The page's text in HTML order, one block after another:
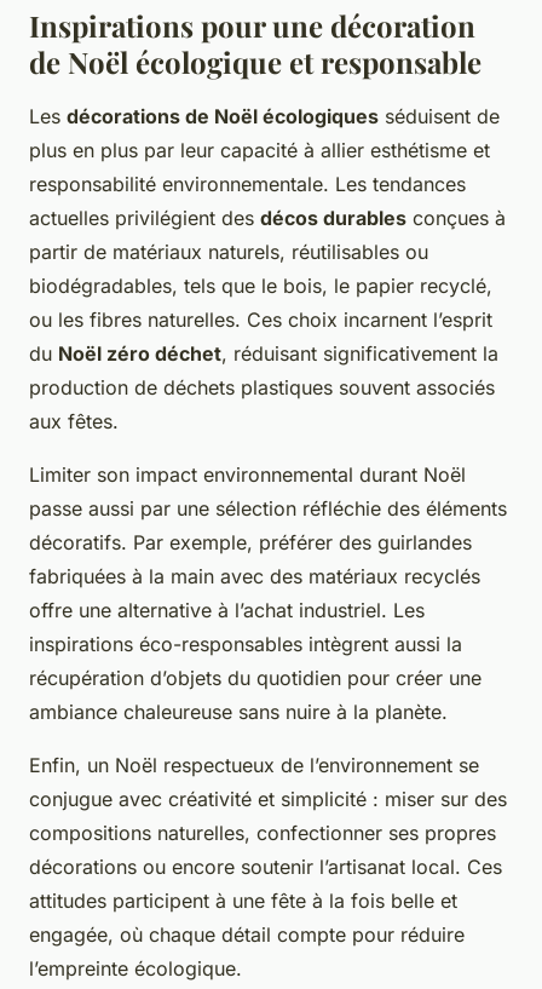
Inspirations pour une décoration
de Noël écologique et responsable
Les décorations de Noël écologiques séduisent de
plus en plus par leur capacité à allier esthétisme et
responsabilité environnementale. Les tendances
actuelles privilégient des décos durables conçues à
partir de matériaux naturels, réutilisables ou
biodégradables, tels que le bois, le papier recyclé,
ou les fibres naturelles. Ces choix incarnent l’esprit
du Noël zéro déchet, réduisant significativement la
production de déchets plastiques souvent associés
aux fêtes.
Limiter son impact environnemental durant Noël
passe aussi par une sélection réfléchie des éléments
décoratifs. Par exemple, préférer des guirlandes
fabriquées à la main avec des matériaux recyclés
offre une alternative à l’achat industriel. Les
inspirations éco-responsables intègrent aussi la
récupération d’objets du quotidien pour créer une
ambiance chaleureuse sans nuire à la planète.
Enfin, un Noël respectueux de l’environnement se
conjugue avec créativité et simplicité : miser sur des
compositions naturelles, confectionner ses propres
décorations ou encore soutenir l’artisanat local. Ces
attitudes participent à une fête à la fois belle et
engagée, où chaque détail compte pour réduire
l’empreinte écologique.